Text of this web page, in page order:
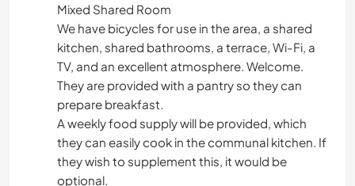
Mixed Shared Room
We have bicycles for use in the area, a shared
kitchen, shared bathrooms, a terrace, Wi-Fi, a
TV, and an excellent atmosphere. Welcome.
They are provided with a pantry so they can
prepare breakfast.
A weekly food supply will be provided, which
they can easily cook in the communal kitchen. If
they wish to supplement this, it would be
optional.